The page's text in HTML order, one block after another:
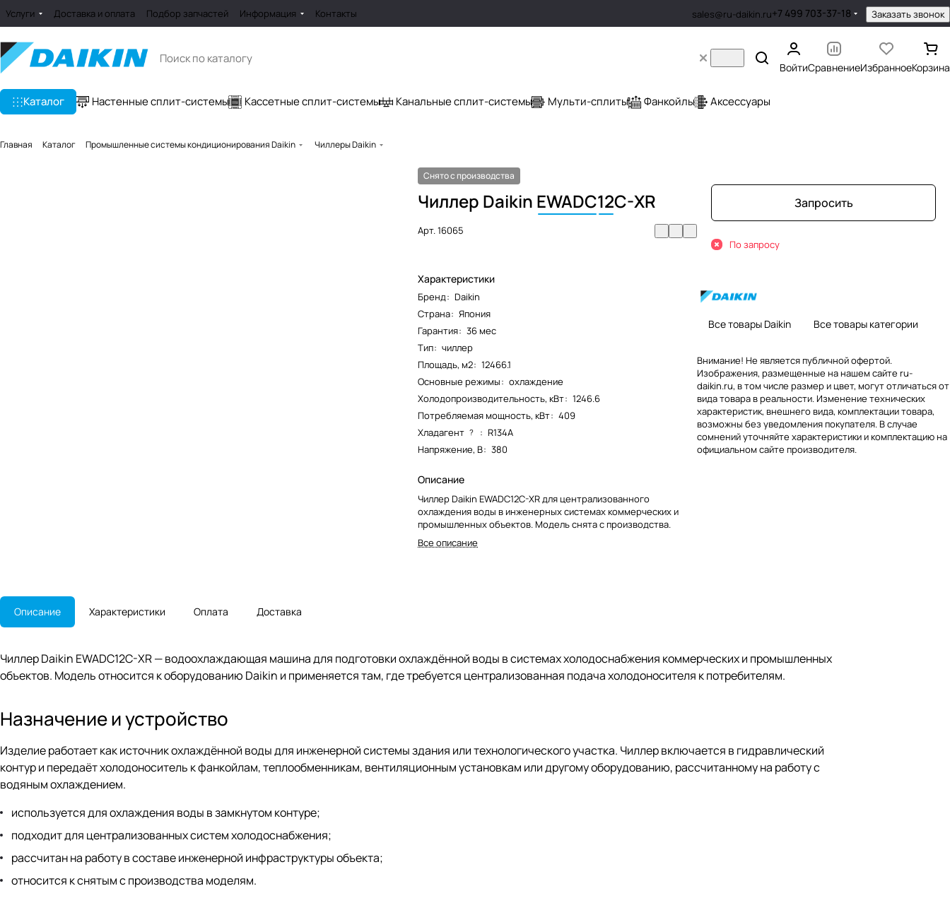
Услуги Доставка и оплата Подбор запчастей Информация Контакты sales@ru-daikin.ru+7 499 703-37-18 Заказать звонок
ВойтиСравнениеИзбранноеКорзина
Каталог Настенные сплит-системы Кассетные сплит-системы Канальные сплит-системы Мульти-сплиты Фанкойлы Аксессуары
Главная Каталог Промышленные системы кондиционирования Daikin Чиллеры Daikin
Снято с производства
Чиллер Daikin EWADC12C-XR
Арт.16065
Характеристики
Бренд: Daikin
Страна: Япония
Гарантия: 36 мес
Тип: чиллер
Площадь, м2: 12466.1
Основные режимы: охлаждение
Холодопроизводительность, кВт: 1246.6
Потребляемая мощность, кВт: 409
Хладагент ? : R134A
Напряжение, В: 380
Описание
Чиллер Daikin EWADC12C-XR для централизованного
охлаждения воды в инженерных системах коммерческих и
промышленных объектов. Модель снята с производства.
Все описание
Запросить
По запросу
Все товары Daikin Все товары категории
Внимание! Не является публичной офертой.
Изображения, размещенные на нашем сайте ru-
daikin.ru, в том числе размер и цвет, могут отличаться от
вида товара в реальности. Изменение технических
характеристик, внешнего вида, комплектации товара,
возможны без уведомления покупателя. В случае
сомнений уточняйте характеристики и комплектацию на
официальном сайте производителя.
Описание Характеристики Оплата Доставка
Чиллер Daikin EWADC12C-XR — водоохлаждающая машина для подготовки охлаждённой воды в системах холодоснабжения коммерческих и промышленных
объектов. Модель относится к оборудованию Daikin и применяется там, где требуется централизованная подача холодоносителя к потребителям.
Назначение и устройство
Изделие работает как источник охлаждённой воды для инженерной системы здания или технологического участка. Чиллер включается в гидравлический
контур и передаёт холодоноситель к фанкойлам, теплообменникам, вентиляционным установкам или другому оборудованию, рассчитанному на работу с
водяным охлаждением.
используется для охлаждения воды в замкнутом контуре;
подходит для централизованных систем холодоснабжения;
рассчитан на работу в составе инженерной инфраструктуры объекта;
относится к снятым с производства моделям.